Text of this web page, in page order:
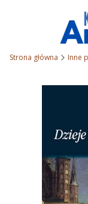
Strona główna Inne